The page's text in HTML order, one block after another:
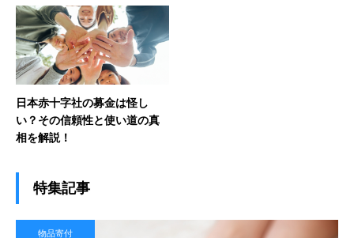
日本赤十字社の募金は怪し
い？その信頼性と使い道の真
相を解説！
特集記事
物品寄付